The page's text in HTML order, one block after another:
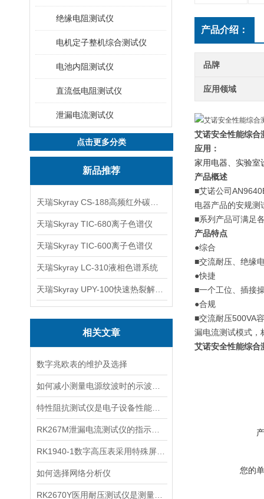
绝缘电阻测试仪
电机定子整机综合测试仪
电池内阻测试仪
直流低电阻测试仪
泄漏电流测试仪
点击更多分类
新品推荐
天瑞Skyray TIC-680离子色谱仪
天瑞Skyray TIC-600离子色谱仪
天瑞Skyray LC-310液相色谱系统
相关文章
数字兆欧表的维护及选择
如何选择网络分析仪
产品介绍：
品牌
应用领域
艾诺安全性能综合
应用：
家用电器、实验室
产品概述
■艾诺公司
电器产品的安规测
■系列产品可满足
产品特点
●综合
■交流耐压、绝缘
●快捷
■一个工位、插接
●合规
■交流耐压500VA
漏电流测试模式，
艾诺安全性能综合
您的